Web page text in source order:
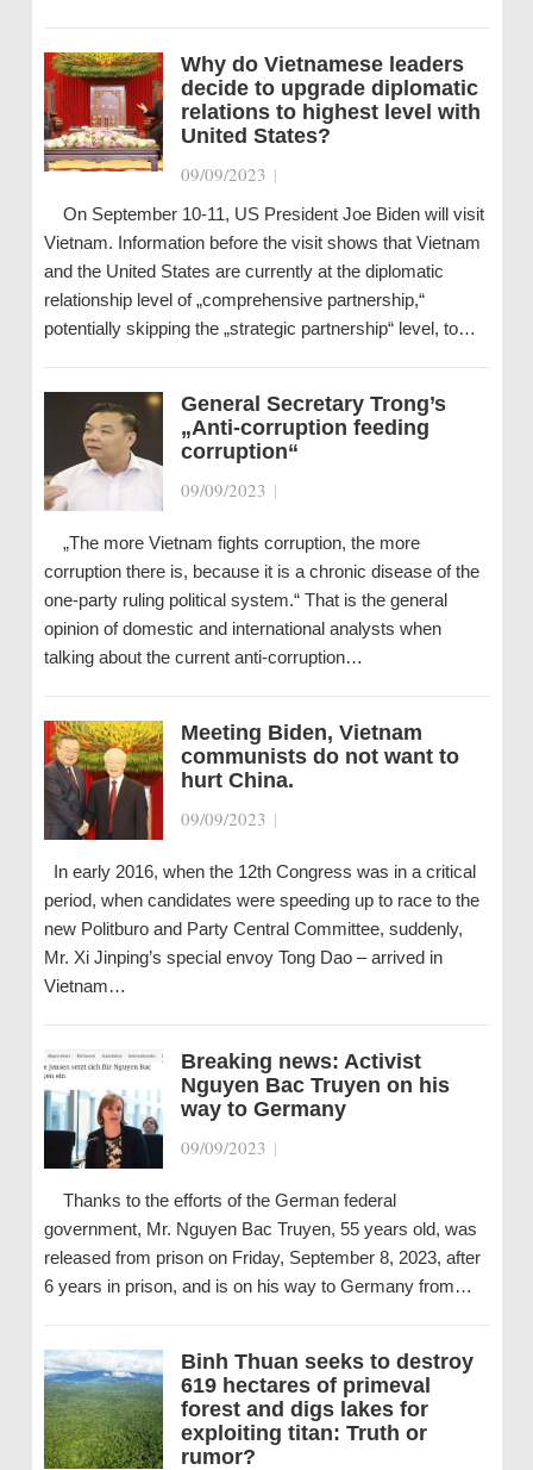
Why do Vietnamese leaders
decide to upgrade diplomatic
relations to highest level with
United States?
09/09/2023 |
On September 10-11, US President Joe Biden will visit
Vietnam. Information before the visit shows that Vietnam
and the United States are currently at the diplomatic
relationship level of „comprehensive partnership,“
potentially skipping the „strategic partnership“ level, to…
General Secretary Trong’s
„Anti-corruption feeding
corruption“
09/09/2023 |
„The more Vietnam fights corruption, the more
corruption there is, because it is a chronic disease of the
one-party ruling political system.“ That is the general
opinion of domestic and international analysts when
talking about the current anti-corruption…
Meeting Biden, Vietnam
communists do not want to
hurt China.
09/09/2023 |
In early 2016, when the 12th Congress was in a critical
period, when candidates were speeding up to race to the
new Politburo and Party Central Committee, suddenly,
Mr. Xi Jinping’s special envoy Tong Dao – arrived in
Vietnam…
Breaking news: Activist
Nguyen Bac Truyen on his
way to Germany
09/09/2023 |
Thanks to the efforts of the German federal
government, Mr. Nguyen Bac Truyen, 55 years old, was
released from prison on Friday, September 8, 2023, after
6 years in prison, and is on his way to Germany from…
Binh Thuan seeks to destroy
619 hectares of primeval
forest and digs lakes for
exploiting titan: Truth or
rumor?